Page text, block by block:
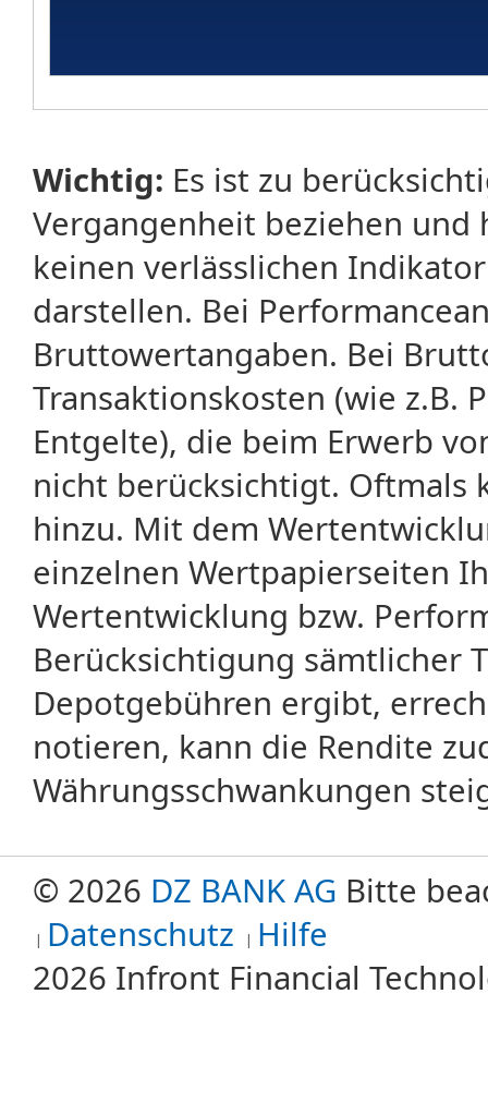
Wichtig: Es ist zu
Vergangenheit beziehen
keinen verlässlichen
darstellen. Bei
Bruttowertangaben. Bei
Transaktionskosten (wie z.B.
Entgelte), die beim Erwerb
nicht berücksichtigt. Oftmals
hinzu. Mit dem
einzelnen Wertpapierseiten
Wertentwicklung bzw.
Berücksichtigung sämtlicher
Depotgebühren ergibt,
notieren, kann die Rendite
Währungsschwankungen
© 2026 DZ BANK AG Bitte
Datenschutz Hilfe
2026 Infront Financial